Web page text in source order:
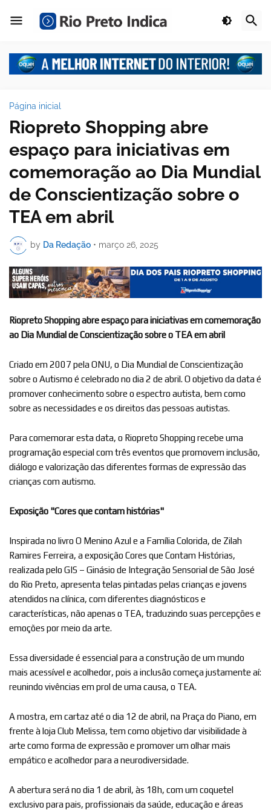
Página inicial
Riopreto Shopping abre
espaço para iniciativas em
comemoração ao Dia Mundial
de Conscientização sobre o
TEA em abril
by Da Redação • março 26, 2025
Riopreto Shopping abre espaço para iniciativas em comemoração
ao Dia Mundial de Conscientização sobre o TEA em abril
Criado em 2007 pela ONU, o Dia Mundial de Conscientização
sobre o Autismo é celebrado no dia 2 de abril. O objetivo da data é
promover conhecimento sobre o espectro autista, bem como
sobre as necessidades e os direitos das pessoas autistas.
Para comemorar esta data, o Riopreto Shopping recebe uma
programação especial com três eventos que promovem inclusão,
diálogo e valorização das diferentes formas de expressão das
crianças com autismo.
Exposição "Cores que contam histórias"
Inspirada no livro O Menino Azul e a Família Colorida, de Zilah
Ramires Ferreira, a exposição Cores que Contam Histórias,
realizada pelo GIS – Ginásio de Integração Sensorial de São José
do Rio Preto, apresenta telas pintadas pelas crianças e jovens
atendidos na clínica, com diferentes diagnósticos e
características, não apenas o TEA, traduzindo suas percepções e
emoções por meio da arte.
Essa diversidade é essencial para a construção de um mundo
mais acessível e acolhedor, pois a inclusão começa justamente aí:
reunindo vivências em prol de uma causa, o TEA.
A mostra, em cartaz até o dia 12 de abril, na Praça do Piano, em
frente à loja Club Melissa, tem como objetivo dar visibilidade à
arte como forma de expressão e promover um olhar mais
empático e acolhedor para a neurodiversidade.
A abertura será no dia 1 de abril, às 18h, com um coquetel
exclusivo para pais, profissionais da saúde, educação e áreas